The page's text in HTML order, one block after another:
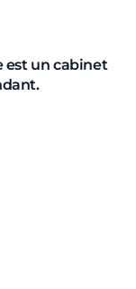
est un cabinet